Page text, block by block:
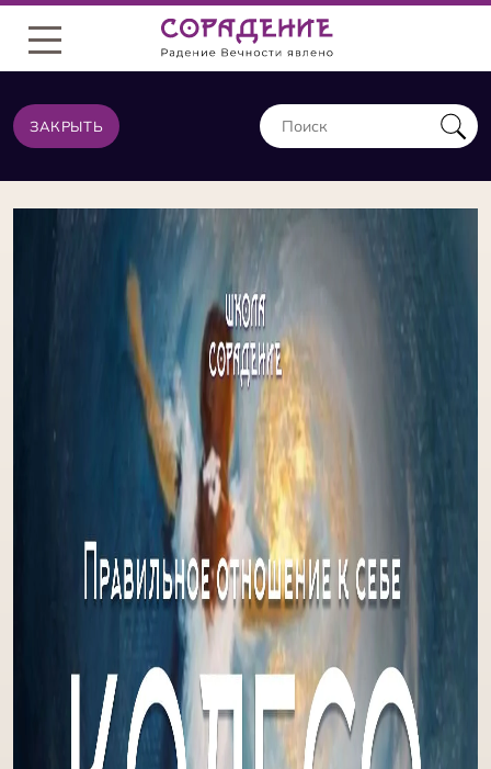
Меню
ЗАКРЫТЬ
ПРАКТИКИ ИЗ ТОЙ ЖЕ КАТЕГОРИИ
Выход за пределы дуальности